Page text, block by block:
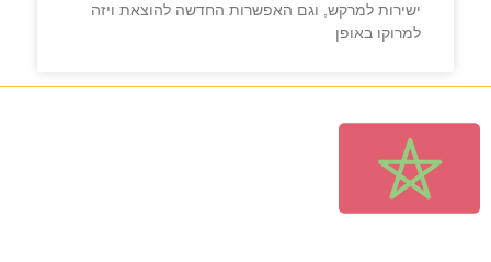
ישירות למרקש, וגם האפשרות החדשה להוצאת ויזה
למרוקו באופן